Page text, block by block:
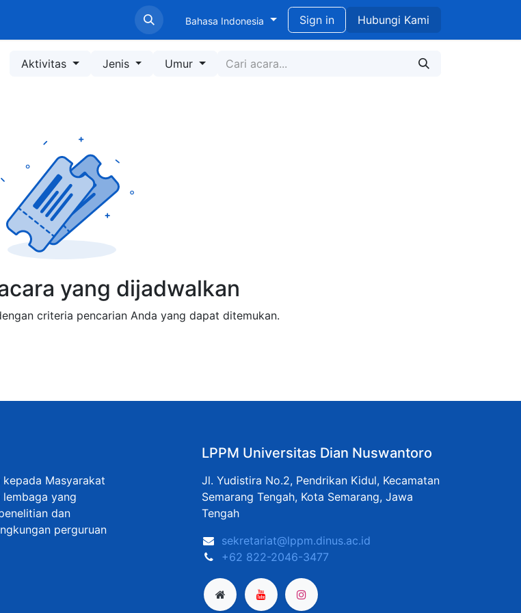
Informasi Pendidikan untuk Pengembangan Berkelanjutan
Bahasa Indonesia Sign in Hubungi Kami
Aktivitas Jenis Umur
yang dijadwalkan
criteria pencarian Anda yang dapat ditemukan.
Masyarakat
yang
dan
perguruan
LPPM Universitas Dian Nuswantoro
Jl. Yudistira No.2, Pendrikan Kidul, Kecamatan
Semarang Tengah, Kota Semarang, Jawa
Tengah
sekretariat@lppm.dinus.ac.id
+62 822-2046-3477